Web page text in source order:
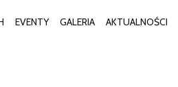
EVENTY GALERIA AKTUALNOŚCI